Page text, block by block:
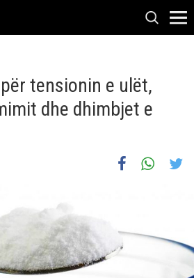
tensionin e ulët,
dhe dhimbjet e